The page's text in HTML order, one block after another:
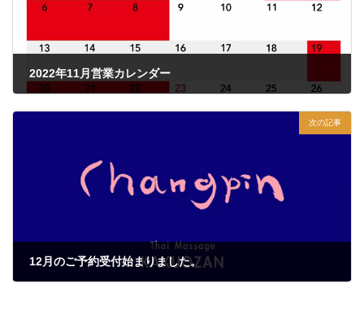
2022年11月営業カレンダー
次の記事
12月のご予約受付始まりました。